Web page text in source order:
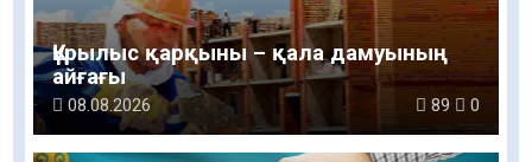
Құрылыс қарқыны – қала дамуының
айғағы
08.08.2026 89 0